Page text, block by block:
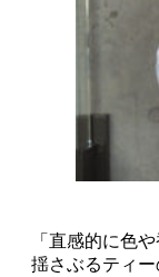
「直感的に色
揺さぶるティ